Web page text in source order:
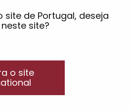
de Portugal, deseja
site?
o site